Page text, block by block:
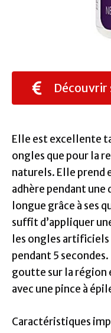
Elle est excellente
ongles que pour la
naturels. Elle prend
adhère pendant
longue grâce à ses
suffit d’appliquer
les ongles artificiels
pendant 5
goutte sur la région
avec une pince à
Caractéristiques